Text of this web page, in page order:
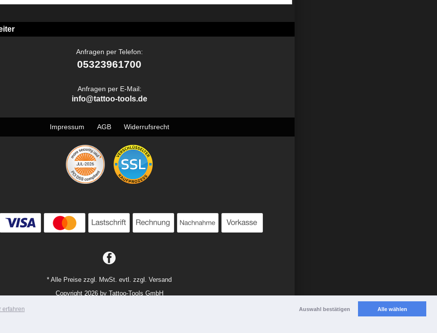
erfahren Auswahl bestätigen Alle wählen
Anfragen per Telefon:
05323961700
Anfragen per E-Mail:
info@tattoo-tools.de
Impressum AGB Widerrufsrecht
* Alle Preise zzgl. MwSt. evtl. zzgl. Versand
Copyright 2026 by Tattoo-Tools GmbH